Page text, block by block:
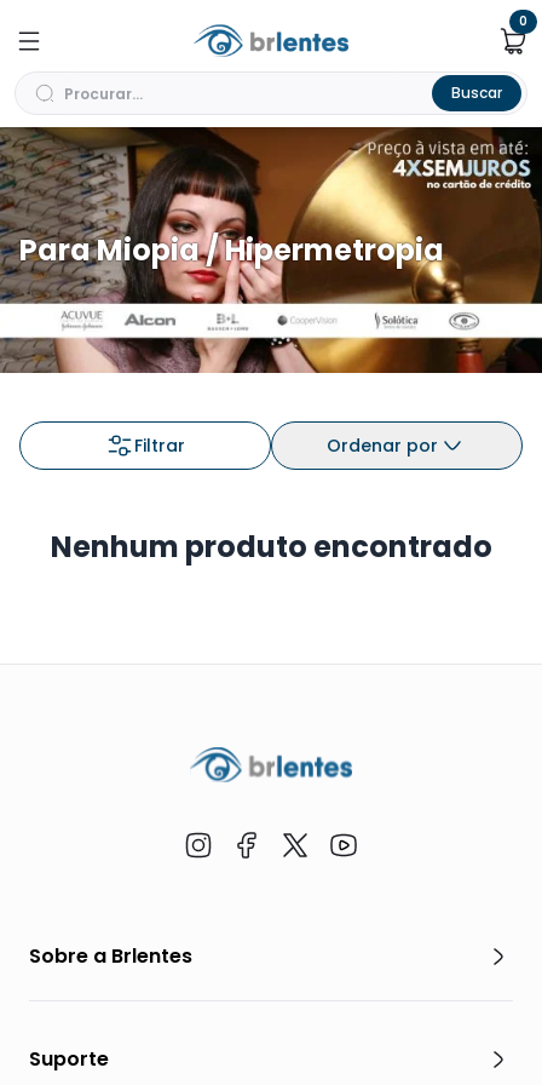
Buscar
0
Para Miopia / Hipermetropia
Filtrar Ordenar por
Nenhum produto encontrado
Sobre a Brlentes
Suporte